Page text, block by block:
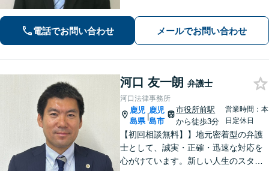
ております【市役所前2分】【休日・夜
間面談OKも可能】
電話でお問い合わせ メールでお問い合わせ
河口 友一朗 弁護士
河口法律事務所
鹿児
島県
|
鹿児
島市
市役所前駅
から徒歩3分
営業時間：本
日定休日
【初回相談無料】】地元密着型の弁護
士として、誠実・正確・迅速な対応を
心がけています。新しい人生のスター